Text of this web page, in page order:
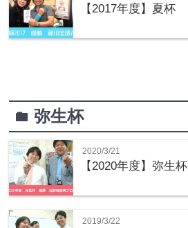
【2017年度】夏杯
folder 弥生杯
2020/3/21
【2020年度】弥生杯
2019/3/22